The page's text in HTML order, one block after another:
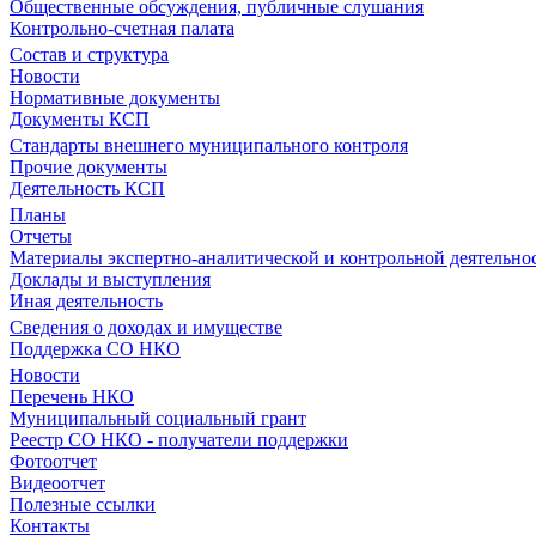
Общественные обсуждения, публичные слушания
Контрольно-счетная палата
Состав и структура
Новости
Нормативные документы
Документы КСП
Стандарты внешнего муниципального контроля
Прочие документы
Деятельность КСП
Планы
Отчеты
Материалы экспертно-аналитической и контрольной
Доклады и выступления
Иная деятельность
Сведения о доходах и имуществе
Поддержка СО НКО
Новости
Перечень НКО
Муниципальный социальный грант
Реестр СО НКО - получатели поддержки
Фотоотчет
Видеоотчет
Полезные ссылки
Контакты